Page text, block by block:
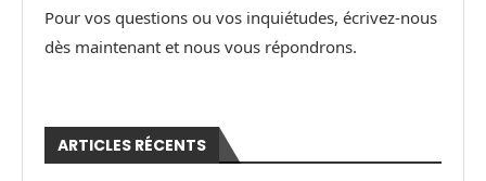
Pour vos questions ou vos inquiétudes, écrivez-nous
dès maintenant et nous vous répondrons.
ARTICLES RÉCENTS